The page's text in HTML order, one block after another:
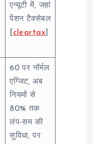
एन्यूटी में, जहां
पेंशन टैक्सेबल
cleartax
60 पर नॉर्मल
एग्जिट, अब
नियमों से
80% तक
लंप‑सम की
सुविधा, पर